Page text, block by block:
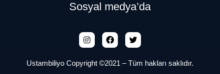
Sosyal medya’da
Ustambiliyo Copyright ©2021 – Tüm hakları saklıdır.